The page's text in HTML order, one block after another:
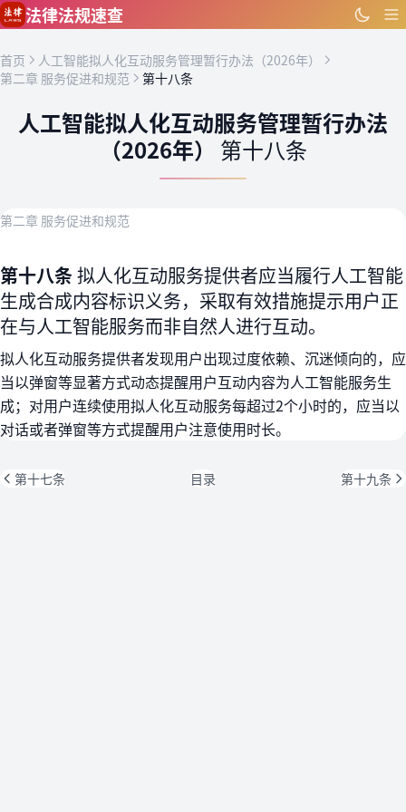
跳到主要内容
法律法规速查
首页
人工智能拟人化互动服务管理暂行办法（2026年）
第二章 服务促进和规范
第十八条
人工智能拟人化互动服务管理暂行办法
（2026年） 第十八条
第二章 服务促进和规范
第十八条拟人化互动服务提供者应当履行人工智能
生成合成内容标识义务，采取有效措施提示用户正
在与人工智能服务而非自然人进行互动。
拟人化互动服务提供者发现用户出现过度依赖、沉迷倾向的，应
当以弹窗等显著方式动态提醒用户互动内容为人工智能服务生
成；对用户连续使用拟人化互动服务每超过2个小时的，应当以
对话或者弹窗等方式提醒用户注意使用时长。
第十七条 目录 第十九条